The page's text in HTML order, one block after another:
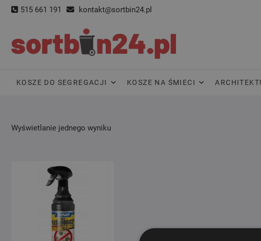
Skip
515 661 191 kontakt@sortbin24.pl
KOSZE DO SEGREGACJI KOSZE NA ŚMIECI
Wyświetlanie jednego wyniku